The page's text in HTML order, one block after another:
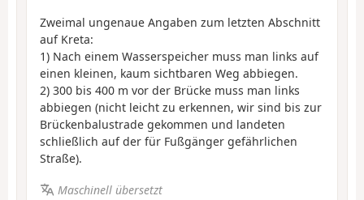
Zweimal ungenaue Angaben zum letzten Abschnitt
auf Kreta:
1) Nach einem Wasserspeicher muss man links auf
einen kleinen, kaum sichtbaren Weg abbiegen.
2) 300 bis 400 m vor der Brücke muss man links
abbiegen (nicht leicht zu erkennen, wir sind bis zur
Brückenbalustrade gekommen und landeten
schließlich auf der für Fußgänger gefährlichen
Straße).
Maschinell übersetzt